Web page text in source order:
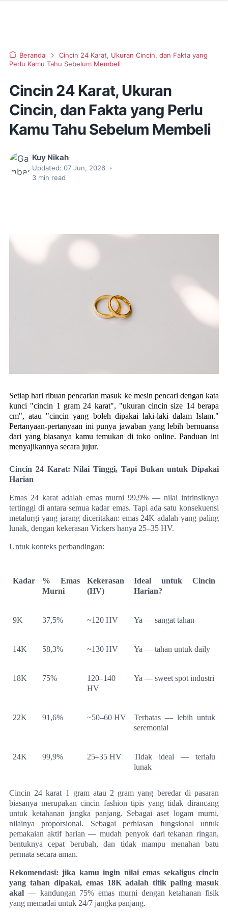
Beranda
Cincin 24 Karat, Ukuran Cincin, dan Fakta yang
Perlu Kamu Tahu Sebelum Membeli
Cincin 24 Karat, Ukuran
Cincin, dan Fakta yang Perlu
Kamu Tahu Sebelum Membeli
Kuy Nikah
Updated: 07 Jun, 2026 •
3 min read
Setiap hari ribuan pencarian masuk ke mesin pencari dengan kata
kunci "cincin 1 gram 24 karat", "ukuran cincin size 14 berapa
cm", atau "cincin yang boleh dipakai laki-laki dalam Islam."
Pertanyaan-pertanyaan ini punya jawaban yang lebih bernuansa
dari yang biasanya kamu temukan di toko online. Panduan ini
menyajikannya secara jujur.
Cincin 24 Karat: Nilai Tinggi, Tapi Bukan untuk Dipakai
Harian
Emas 24 karat adalah emas murni 99,9% — nilai intrinsiknya
tertinggi di antara semua kadar emas. Tapi ada satu konsekuensi
metalurgi yang jarang diceritakan: emas 24K adalah yang paling
lunak, dengan kekerasan Vickers hanya 25–35 HV.
Untuk konteks perbandingan:
Kadar
% Emas
Murni
Kekerasan
(HV)
Ideal untuk Cincin
Harian?
9K 37,5% ~120 HV Ya — sangat tahan
14K 58,3% ~130 HV Ya — tahan untuk daily
18K 75%
120–140
HV
Ya — sweet spot industri
22K 91,6% ~50–60 HV
Terbatas — lebih untuk
seremonial
24K 99,9% 25–35 HV
Tidak ideal — terlalu
lunak
Cincin 24 karat 1 gram atau 2 gram yang beredar di pasaran
biasanya merupakan cincin fashion tipis yang tidak dirancang
untuk ketahanan jangka panjang. Sebagai aset logam murni,
nilainya proporsional. Sebagai perhiasan fungsional untuk
pemakaian aktif harian — mudah penyok dari tekanan ringan,
bentuknya cepat berubah, dan tidak mampu menahan batu
permata secara aman.
Rekomendasi: jika kamu ingin nilai emas sekaligus cincin
yang tahan dipakai, emas 18K adalah titik paling masuk
akal — kandungan 75% emas murni dengan ketahanan fisik
yang memadai untuk 24/7 jangka panjang.